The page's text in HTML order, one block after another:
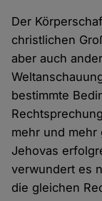
Der
christlichen
aber auch
bestimmte
mehr und mehr
Jehovas
verwundert es
die gleichen